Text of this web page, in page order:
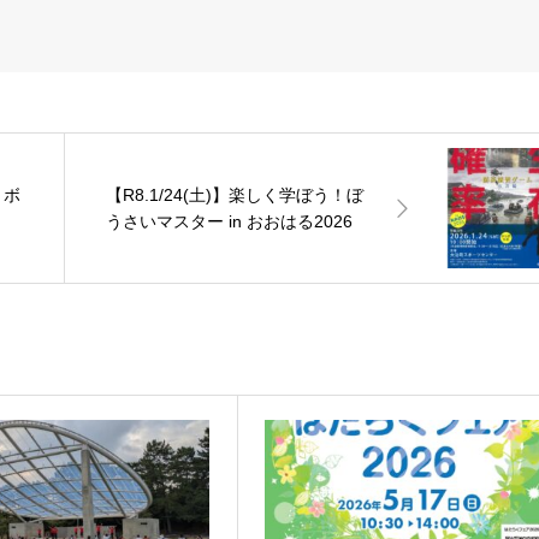
【R8.1/24(土)】楽しく学ぼう！ぼ
うさいマスター in おおはる2026